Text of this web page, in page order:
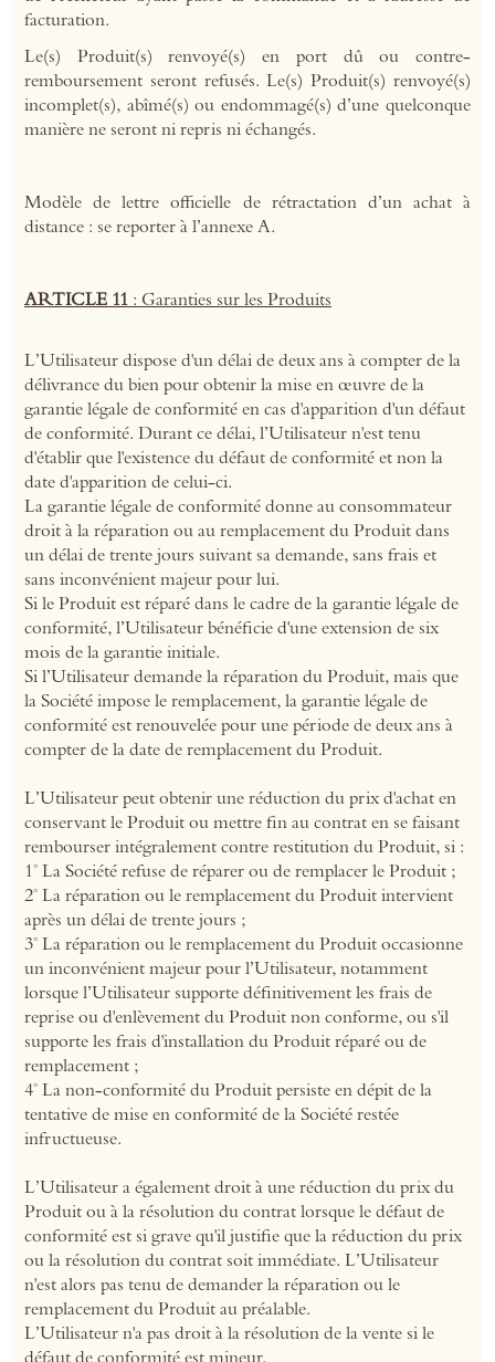
facturation.
Le(s) Produit(s) renvoyé(s) en port dû ou contre-
remboursement seront refusés. Le(s) Produit(s) renvoyé(s)
incomplet(s), abîmé(s) ou endommagé(s) d’une quelconque
manière ne seront ni repris ni échangés.
Modèle de lettre officielle de rétractation d’un achat à
distance : se reporter à l’annexe A.
ARTICLE 11 : Garanties sur les Produits
L’Utilisateur dispose d'un délai de deux ans à compter de la
délivrance du bien pour obtenir la mise en œuvre de la
garantie légale de conformité en cas d'apparition d'un défaut
de conformité. Durant ce délai, l’Utilisateur n'est tenu
d'établir que l'existence du défaut de conformité et non la
date d'apparition de celui-ci.
La garantie légale de conformité donne au consommateur
droit à la réparation ou au remplacement du Produit dans
un délai de trente jours suivant sa demande, sans frais et
sans inconvénient majeur pour lui.
Si le Produit est réparé dans le cadre de la garantie légale de
conformité, l’Utilisateur bénéficie d'une extension de six
mois de la garantie initiale.
Si l’Utilisateur demande la réparation du Produit, mais que
la Société impose le remplacement, la garantie légale de
conformité est renouvelée pour une période de deux ans à
compter de la date de remplacement du Produit.
L’Utilisateur peut obtenir une réduction du prix d'achat en
conservant le Produit ou mettre fin au contrat en se faisant
rembourser intégralement contre restitution du Produit, si :
1° La Société refuse de réparer ou de remplacer le Produit ;
2° La réparation ou le remplacement du Produit intervient
après un délai de trente jours ;
3° La réparation ou le remplacement du Produit occasionne
un inconvénient majeur pour l’Utilisateur, notamment
lorsque l’Utilisateur supporte définitivement les frais de
reprise ou d'enlèvement du Produit non conforme, ou s'il
supporte les frais d'installation du Produit réparé ou de
remplacement ;
4° La non-conformité du Produit persiste en dépit de la
tentative de mise en conformité de la Société restée
infructueuse.
L’Utilisateur a également droit à une réduction du prix du
Produit ou à la résolution du contrat lorsque le défaut de
conformité est si grave qu'il justifie que la réduction du prix
ou la résolution du contrat soit immédiate. L’Utilisateur
n'est alors pas tenu de demander la réparation ou le
remplacement du Produit au préalable.
L’Utilisateur n'a pas droit à la résolution de la vente si le